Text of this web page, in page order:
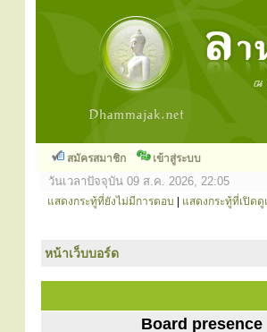
สมัครสมาชิก เข้าสู่ระบบ
วันเวลาปัจจุบัน 09 ส.ค. 2026, 22:05
แสดงกระทู้ที่ยังไม่มีการตอบ แสดงกระทู้ที่เปิดดู
หน้าเว็บบอร์ด
Board presence